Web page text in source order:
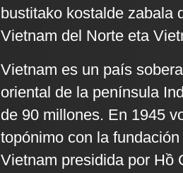
bustitako kostalde zabala
Vietnam del Norte eta
Vietnam es un país
oriental de la península
de 90 millones. En 1945
topónimo con la
Vietnam presidida por Hồ